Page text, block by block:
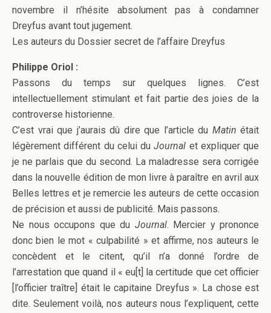
novembre il n’hésite absolument pas à condamner
Dreyfus avant tout jugement.
Les auteurs du Dossier secret de l’affaire Dreyfus
Philippe Oriol :
Passons du temps sur quelques lignes. C’est
intellectuellement stimulant et fait partie des joies de la
controverse historienne.
C’est vrai que j’aurais dû dire que l’article du Matin était
légèrement différent du celui duJournal et expliquer que
je ne parlais que du second. La maladresse sera corrigée
dans la nouvelle édition de mon livre à paraître en avril aux
Belles lettres et je remercie les auteurs de cette occasion
de précision et aussi de publicité. Mais passons.
Ne nous occupons que du Journal. Mercier y prononce
donc bien le mot « culpabilité » et affirme, nos auteurs le
concèdent et le citent, qu’il n’a donné l’ordre de
l’arrestation que quand il « eu[t] la certitude que cet officier
[l’officier traître] était le capitaine Dreyfus ». La chose est
dite. Seulement voilà, nos auteurs nous l’expliquent, cette